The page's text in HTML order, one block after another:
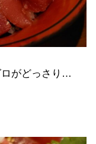
ロがどっさり…